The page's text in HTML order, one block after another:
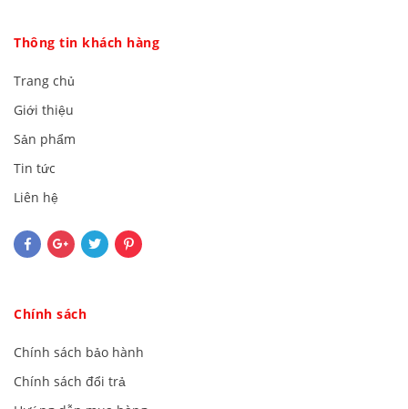
Thông tin khách hàng
Trang chủ
Giới thiệu
Sản phẩm
Tin tức
Liên hệ
Chính sách
Chính sách bảo hành
Chính sách đổi trả